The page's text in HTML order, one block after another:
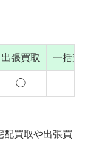
出張買取 一括査定
◯
配買取や出張買